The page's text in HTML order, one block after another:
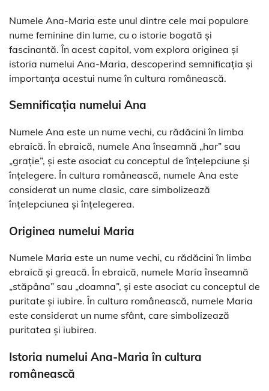
Numele Ana-Maria este unul dintre cele mai populare
nume feminine din lume, cu o istorie bogată și
fascinantă. În acest capitol, vom explora originea și
istoria numelui Ana-Maria, descoperind semnificația și
importanța acestui nume în cultura românească.
Semnificația numelui Ana
Numele Ana este un nume vechi, cu rădăcini în limba
ebraică. În ebraică, numele Ana înseamnă „har” sau
„grație”, și este asociat cu conceptul de înțelepciune și
înțelegere. În cultura românească, numele Ana este
considerat un nume clasic, care simbolizează
înțelepciunea și înțelegerea.
Originea numelui Maria
Numele Maria este un nume vechi, cu rădăcini în limba
ebraică și greacă. În ebraică, numele Maria înseamnă
„stăpâna” sau „doamna”, și este asociat cu conceptul de
puritate și iubire. În cultura românească, numele Maria
este considerat un nume sfânt, care simbolizează
puritatea și iubirea.
Istoria numelui Ana-Maria în cultura
românească